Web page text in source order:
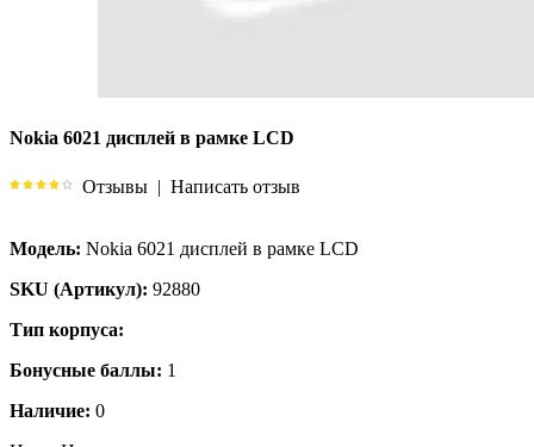
Nokia 6021 дисплей в рамке LCD
Отзывы | Написать отзыв
Модель: Nokia 6021 дисплей в рамке LCD
SKU (Артикул): 92880
Тип корпуса:
Бонусные баллы: 1
Наличие: 0